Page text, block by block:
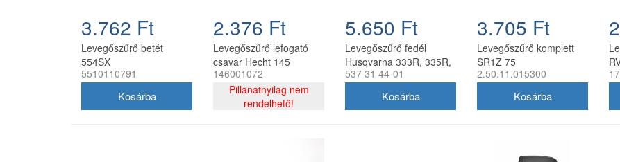
3.762 Ft
Levegőszűrő betét
554SX
5510110791
2.376 Ft
Levegőszűrő lefogató
csavar Hecht 145
fűkaszához
146001072
Pillanatnyilag nem
rendelhető!
5.650 Ft
Levegőszűrő fedél
Husqvarna 333R, 335R,
535R fűkaszákhoz
537 31 44-01
3.705 Ft
Levegőszűrő komplett
SR1Z 75
benzinmotorhoz
2.50.11.015300